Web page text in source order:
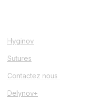
Hyginov
Sutures
Contactez nous
Delynov+